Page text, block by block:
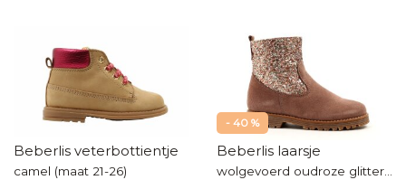
Beberlis veterbottientje
camel (maat 21-26)
- 40 %
Beberlis laarsje